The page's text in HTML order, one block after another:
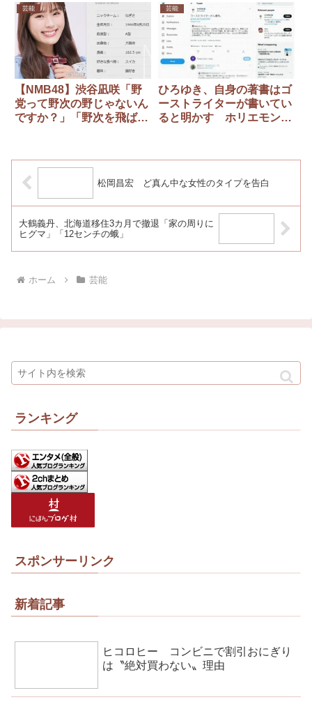
芸能
【NMB48】渋谷凪咲「野
党って野次の野じゃないん
ですか？」「野次を飛ばす
事みたいな 」
芸能
ひろゆき、自身の著書はゴ
ーストライターが書いてい
ると明かす ホリエモンも
松岡昌宏 ど真ん中な女性のタイプを告白
大鶴義丹、北海道移住3カ月で撤退「家の周りに
ヒグマ」「12センチの蛾」
ホーム 芸能
ランキング
スポンサーリンク
新着記事
ヒコロヒー コンビニで割引おにぎり
は〝絶対買わない〟理由